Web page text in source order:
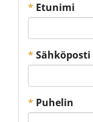
* Etunimi
*Sähköposti
* Puhelin